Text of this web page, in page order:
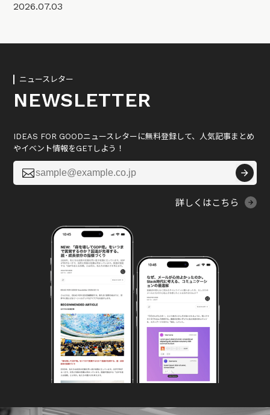
2026.07.03
ニュースレター
NEWSLETTER
IDEAS FOR GOODニュースレターに無料登録して、人気記事まとめ
やイベント情報をGETしよう！

詳しくはこちら